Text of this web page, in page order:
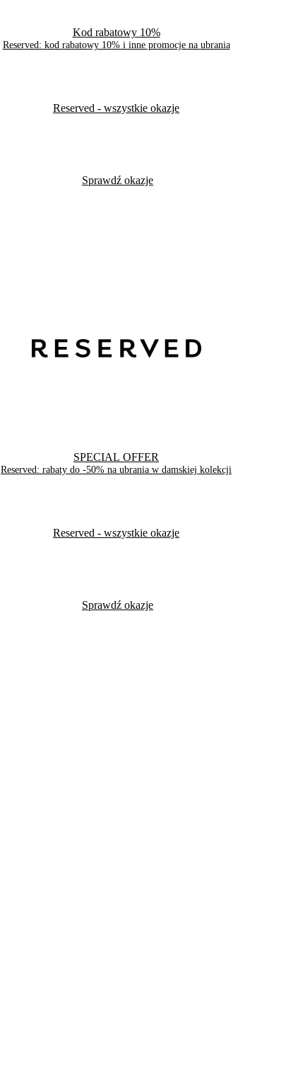
Kod rabatowy 10%
Reserved: kod rabatowy 10% i inne promocje na ubrania
Reserved - wszystkie okazje
Sprawdź okazje
SPECIAL OFFER
Reserved: rabaty do -50% na ubrania w damskiej kolekcji
Reserved - wszystkie okazje
Sprawdź okazje